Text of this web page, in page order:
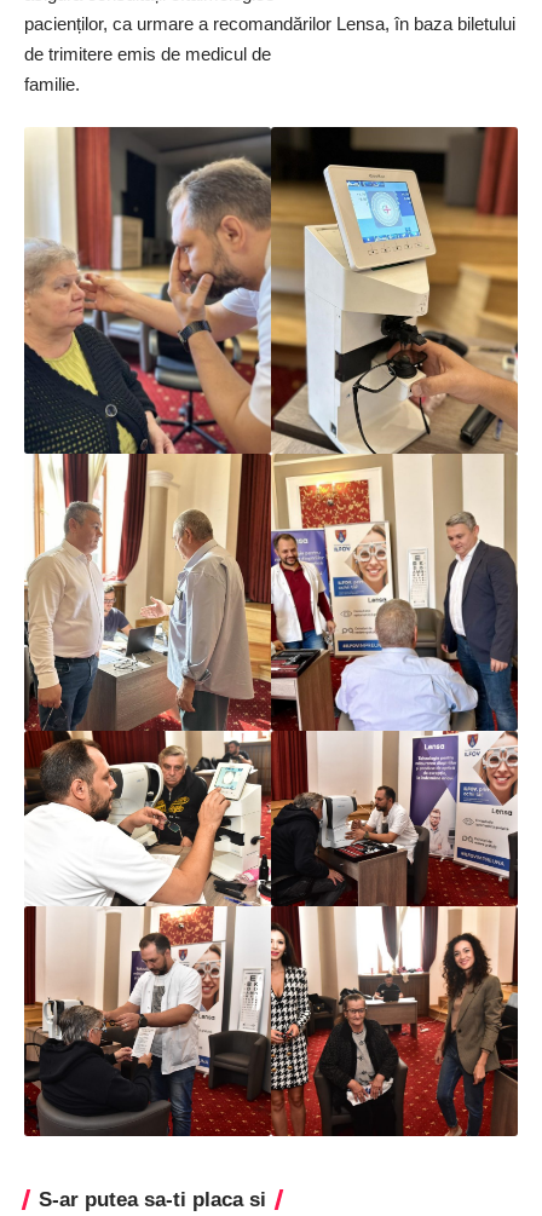
pacienților, ca urmare a recomandărilor Lensa, în baza biletului
de trimitere emis de medicul de
familie.
S-ar putea sa-ti placa si